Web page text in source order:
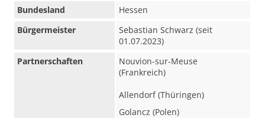
Bundesland
Hessen
Bürgermeister
Sebastian Schwarz (seit
01.07.2023)
Partnerschaften
Nouvion-sur-Meuse
(Frankreich)
Allendorf (Thüringen)
Golancz (Polen)